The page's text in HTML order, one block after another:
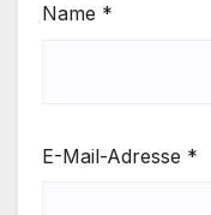
Name *
E-Mail-Adresse *